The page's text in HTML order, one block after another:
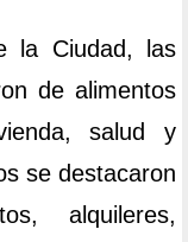
la Ciudad, las
de alimentos
salud y
se destacaron
alquileres,